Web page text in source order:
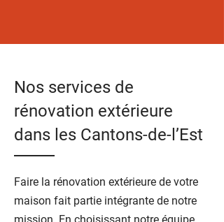
Nos services de
rénovation extérieure
dans les Cantons-de-l’Est
Faire la rénovation extérieure de votre
maison fait partie intégrante de notre